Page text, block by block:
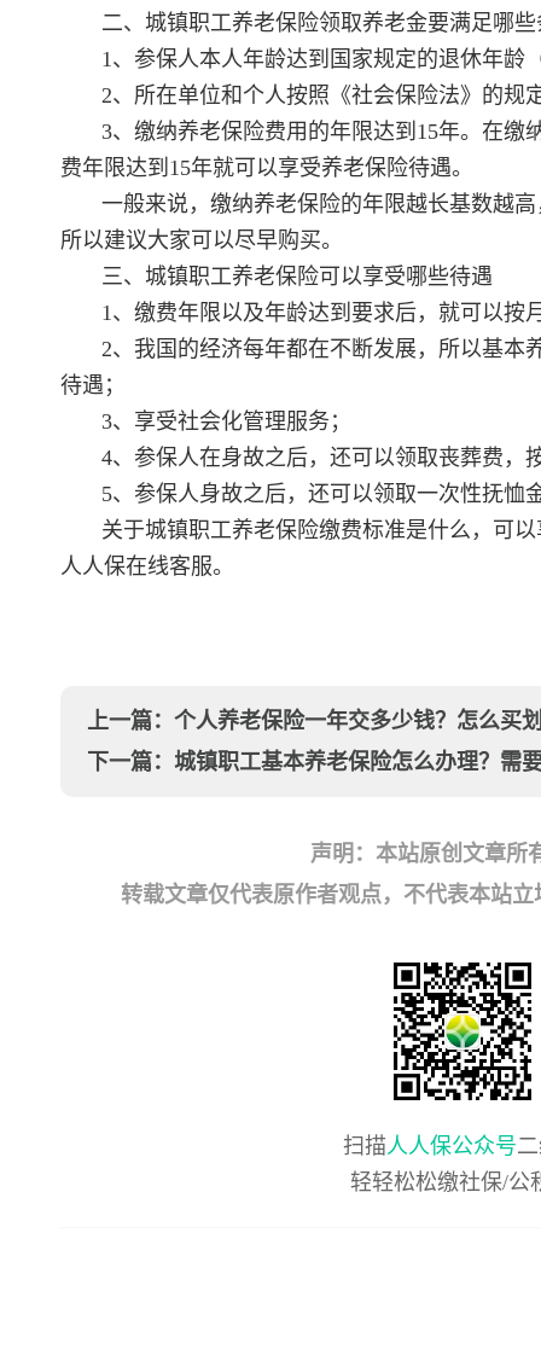
二、城镇职工养老保险领取养老金要满足哪
1、参保人本人年龄达到国家规定的退休年龄
2、所在单位和个人按照《社会保险法》的规
3、缴纳养老保险费用的年限达到15年。在
费年限达到15年就可以享受养老保险待遇。
一般来说，缴纳养老保险的年限越长基数越
所以建议大家可以尽早购买。
三、城镇职工养老保险可以享受哪些待遇
1、缴费年限以及年龄达到要求后，就可以按
2、我国的经济每年都在不断发展，所以基本
待遇；
3、享受社会化管理服务；
4、参保人在身故之后，还可以领取丧葬费，
5、参保人身故之后，还可以领取一次性抚恤
关于城镇职工养老保险缴费标准是什么，可
人人保在线客服。
上一篇： 个人养老保险一年交多少钱？怎么买
下一篇： 城镇职工基本养老保险怎么办理？需
声明：本站原创文章所
转载文章仅代表原作者观点，不代表本站
扫描人人保公众号
轻轻松松缴社保/公